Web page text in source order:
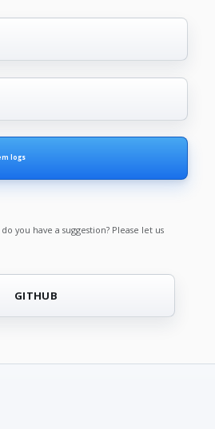
logs
you have a suggestion? Please let us
GITHUB